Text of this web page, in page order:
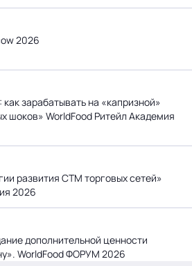
2026
зарабатывать на «капризной»
шоков» WorldFood Ритейл Академия
развития СТМ торговых сетей»
2026
дополнительной ценности
WorldFood ФОРУМ 2026